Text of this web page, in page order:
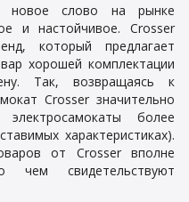
новое слово на рынке
и настойчивое. Crosser
который предлагает
хорошей комплектации
Так, возвращаясь к
Crosser значительно
более
характеристиках).
от Crosser вполне
чем свидетельствуют